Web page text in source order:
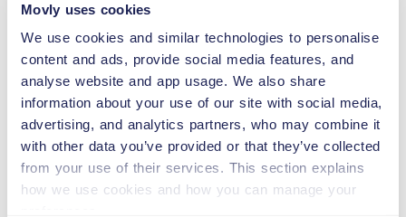
Movly uses cookies
We use cookies and similar technologies to personalise
content and ads, provide social media features, and
analyse website and app usage. We also share
information about your use of our site with social media,
advertising, and analytics partners, who may combine it
with other data you’ve provided or that they’ve collected
from your use of their services. This section explains
how we use cookies and how you can manage your
2,5–13 kg
TAAPERON ISTUIN
9–18 kg
TURVAVYÖISTUIN
15–36 kg